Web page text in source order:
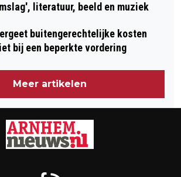
literatuur, beeld en muziek
buitengerechtelijke kosten
bij een beperkte vordering
Meer artikelen